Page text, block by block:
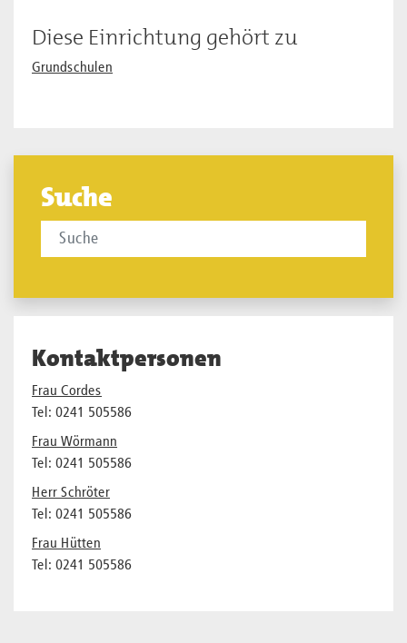
Diese Einrichtung gehört zu
Grundschulen
Suche
Kontaktpersonen
Frau Cordes
Tel: 0241 505586
Frau Wörmann
Tel: 0241 505586
Herr Schröter
Tel: 0241 505586
Frau Hütten
Tel: 0241 505586